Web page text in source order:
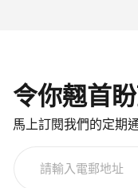
令你翹首
馬上訂閱我們的定期